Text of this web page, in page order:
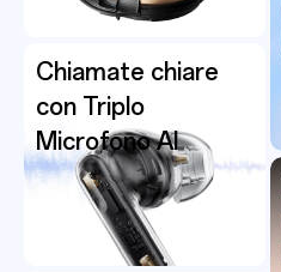
Chiamate chiare
con Triplo
Microfono AI